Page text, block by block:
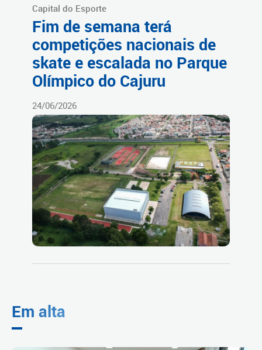
Capital do Esporte
Fim de semana terá
competições nacionais de
skate e escalada no Parque
Olímpico do Cajuru
24/06/2026
Em alta